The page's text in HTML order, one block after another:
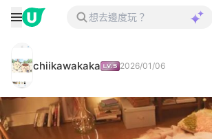
chiikawakaka 2026/01/06